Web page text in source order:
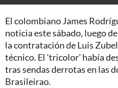
El colombiano James
noticia este sábado, luego
la contratación de Luis
técnico. El 'tricolor' había
tras sendas derrotas en las
Brasileirao.